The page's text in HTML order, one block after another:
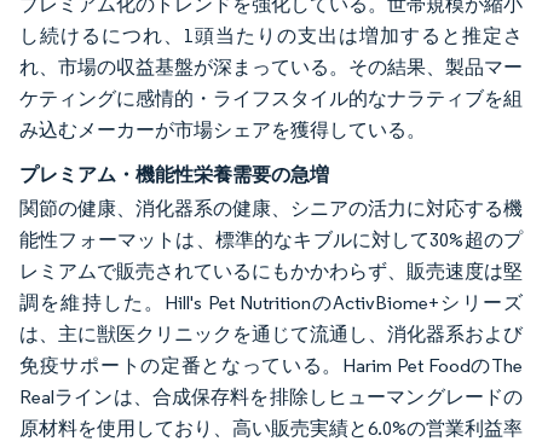
し続けるにつれ、1頭当たりの支出は増加すると推定さ
れ、市場の収益基盤が深まっている。その結果、製品マー
ケティングに感情的・ライフスタイル的なナラティブを組
み込むメーカーが市場シェアを獲得している。
プレミアム・機能性栄養需要の急増
関節の健康、消化器系の健康、シニアの活力に対応する機
能性フォーマットは、標準的なキブルに対して30%超のプ
レミアムで販売されているにもかかわらず、販売速度は堅
調を維持した。Hill's Pet NutritionのActivBiome+シリーズ
は、主に獣医クリニックを通じて流通し、消化器系および
免疫サポートの定番となっている。Harim Pet FoodのThe
Realラインは、合成保存料を排除しヒューマングレードの
原材料を使用しており、高い販売実績と6.0%の営業利益率